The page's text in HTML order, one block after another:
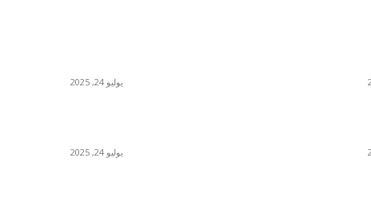
يوليو 24, 2025
يوليو 24, 2025